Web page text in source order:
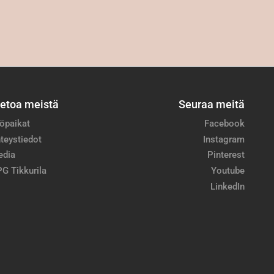
meistä
Tikkurila
Seuraa meitä
Facebook
Instagram
Pinterest
Youtube
LinkedIn